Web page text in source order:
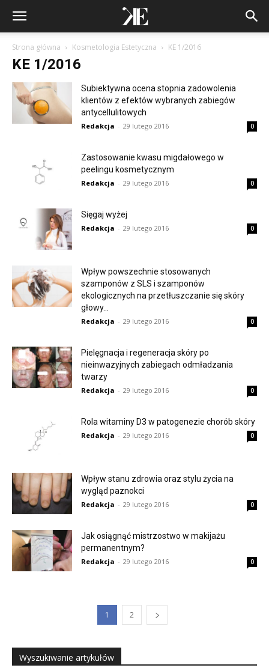
Strona główna Kosmetologia Estetyczna KE 1/2016
KE 1/2016
Subiektywna ocena stopnia zadowolenia
klientów z efektów wybranych zabiegów
antycellulitowych
Redakcja - 29 lutego 2016 0
Zastosowanie kwasu migdałowego w
peelingu kosmetycznym
Redakcja - 29 lutego 2016 0
Sięgaj wyżej
Redakcja - 29 lutego 2016 0
Wpływ powszechnie stosowanych
szamponów z SLS i szamponów
ekologicznych na przetłuszczanie się skóry
głowy...
Redakcja - 29 lutego 2016 0
Pielęgnacja i regeneracja skóry po
nieinwazyjnych zabiegach odmładzania
twarzy
Redakcja - 29 lutego 2016 0
Rola witaminy D3 w patogenezie chorób skóry
Redakcja - 29 lutego 2016 0
Wpływ stanu zdrowia oraz stylu życia na
wygląd paznokci
Redakcja - 29 lutego 2016 0
Jak osiągnąć mistrzostwo w makijażu
permanentnym?
Redakcja - 29 lutego 2016 0
1 2
Wyszukiwanie artykułów